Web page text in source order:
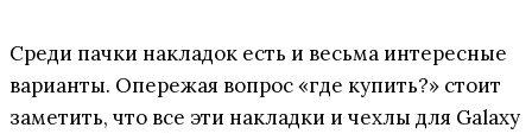
Среди пачки накладок есть и весьма интересные
варианты. Опережая вопрос «где купить?» стоит
заметить, что все эти накладки и чехлы для Galaxy